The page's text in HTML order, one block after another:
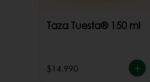
Taza Tuesta® 150 ml
$14.990